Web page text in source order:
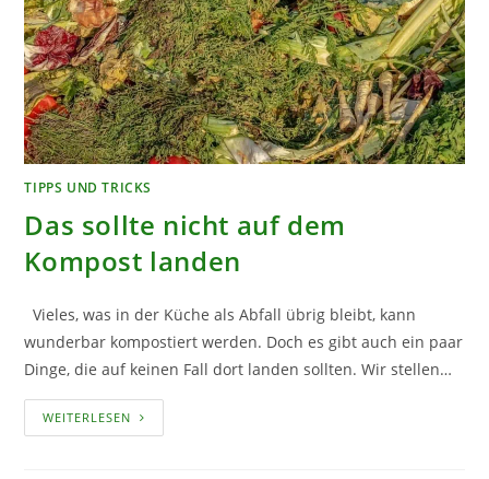
TIPPS UND TRICKS
Das sollte nicht auf dem
Kompost landen
Vieles, was in der Küche als Abfall übrig bleibt, kann
wunderbar kompostiert werden. Doch es gibt auch ein paar
Dinge, die auf keinen Fall dort landen sollten. Wir stellen…
WEITERLESEN DAS
SOLLTE